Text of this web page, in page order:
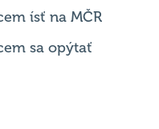
ísť na MČR
sa opýtať